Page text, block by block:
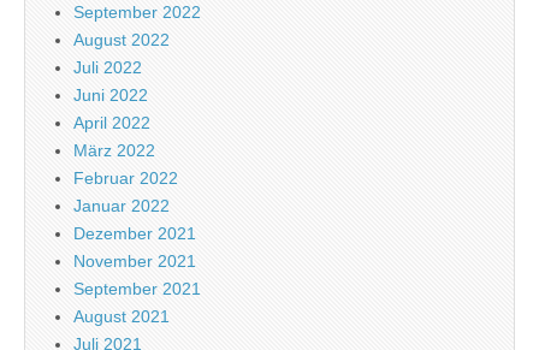
September 2022
August 2022
Juli 2022
Juni 2022
April 2022
März 2022
Februar 2022
Januar 2022
Dezember 2021
November 2021
September 2021
August 2021
Juli 2021